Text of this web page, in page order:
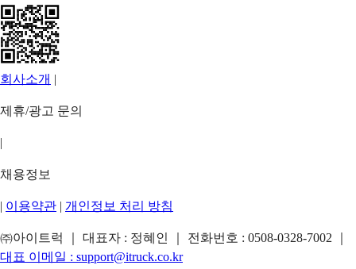
회사소개 |
제휴/광고 문의
|
채용정보
| 이용약관 | 개인정보 처리 방침
㈜아이트럭 ｜ 대표자 : 정혜인 ｜ 전화번호 : 0508-0328-7002
대표 이메일 : support@itruck.co.kr